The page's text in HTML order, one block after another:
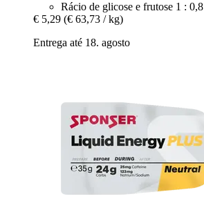
Rácio de glicose e frutose 1 : 0,8
€ 5,29 (€ 63,73 / kg)
Entrega até 18. agosto